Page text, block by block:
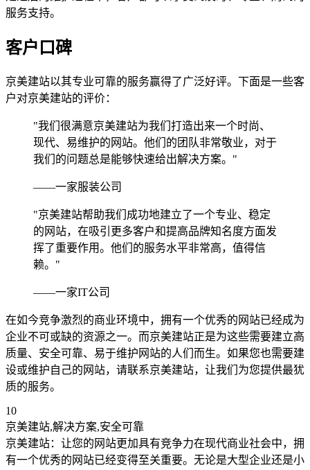
服务支持。
客户口碑
京美建站以其专业可靠的服务赢得了广泛好评。下面是一些客
户对京美建站的评价：
"我们很满意京美建站为我们打造出来一个时尚、
现代、易维护的网站。他们的团队非常敬业，对于
我们的问题总是能够快速给出解决方案。"
——一家服装公司
"京美建站帮助我们成功地建立了一个专业、稳定
的网站，在吸引更多客户和提高品牌知名度方面发
挥了重要作用。他们的服务水平非常高，值得信
赖。"
——一家IT公司
在如今竞争激烈的商业环境中，拥有一个优秀的网站已经成为
企业不可或缺的资源之一。而京美建站正是为这些需要建立高
质量、安全可靠、易于维护网站的人们而生。如果您也需要建
设或维护自己的网站，请联系京美建站，让我们为您提供最犹
质的服务。
10
京美建站,解决方案,安全可靠
京美建站：让您的网站更加具有竞争力在现代商业社会中，拥
有一个优秀的网站已经变得至关重要。无论是大型企业还是小